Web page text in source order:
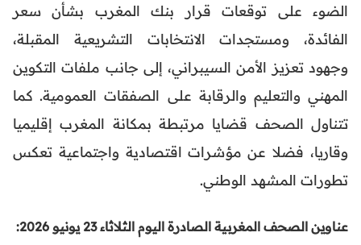
الضوء على توقعات قرار بنك المغرب بشأن سعر
الفائدة، ومستجدات الانتخابات التشريعية المقبلة،
وجهود تعزيز الأمن السيبراني، إلى جانب ملفات التكوين
المهني والتعليم والرقابة على الصفقات العمومية. كما
تتناول الصحف قضايا مرتبطة بمكانة المغرب إقليميا
وقاريا، فضلا عن مؤشرات اقتصادية واجتماعية تعكس
تطورات المشهد الوطني.
عناوين الصحف المغربية الصادرة اليوم الثلاثاء 23 يونيو 2026: